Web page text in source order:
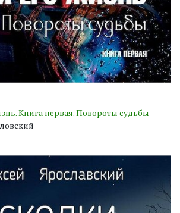
Книга первая. Повороты судьбы